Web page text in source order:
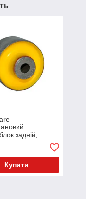
задній,
(аналог) v17
Купити